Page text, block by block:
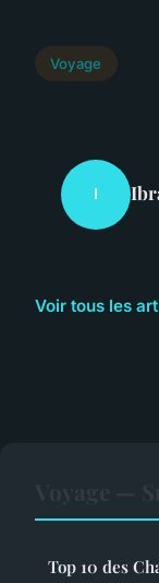
Voyage
I
Voir tous les
Top 10 des